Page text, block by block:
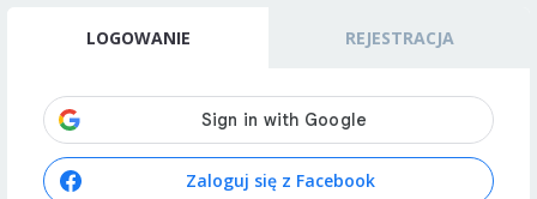
LOGOWANIE REJESTRACJA
Zaloguj się z Facebook